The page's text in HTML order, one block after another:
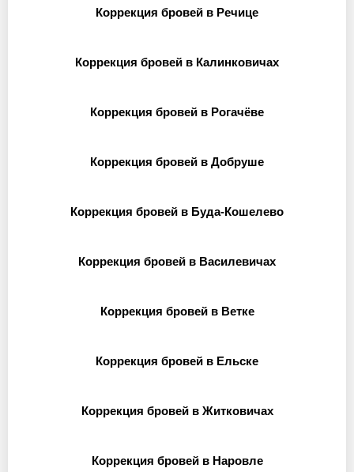
Коррекция бровей в Речице
Коррекция бровей в Калинковичах
Коррекция бровей в Рогачёве
Коррекция бровей в Добруше
Коррекция бровей в Буда-Кошелево
Коррекция бровей в Василевичах
Коррекция бровей в Ветке
Коррекция бровей в Ельске
Коррекция бровей в Житковичах
Коррекция бровей в Наровле